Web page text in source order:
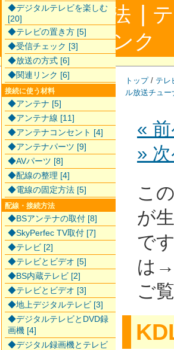
配線接続方法 |
合わせ|リンク
トップ/ テレ
ル放送チュー
«
»
こ
が
で
は→
ご
◆デジタルテレビを楽しむ
[20]
◆テレビの置き方 [5]
◆受信チェック [3]
◆放送の方式 [6]
◆関連リンク [6]
接続に使う材料
◆アンテナ [5]
◆アンテナ線 [11]
◆アンテナコンセント [4]
◆アンテナパーツ [9]
◆AVパーツ [8]
◆配線の整理 [4]
◆電線の固定方法 [5]
配線・接続方法
◆BSアンテナの取付 [8]
◆SkyPerfec TV取付 [7]
◆テレビ [2]
◆テレビとビデオ [5]
◆BS内蔵テレビ [2]
◆テレビとビデオ [3]
◆地上デジタルテレビ [3]
◆デジタルテレビとDVD録
画機 [4]
◆デジタル録画機とテレビ